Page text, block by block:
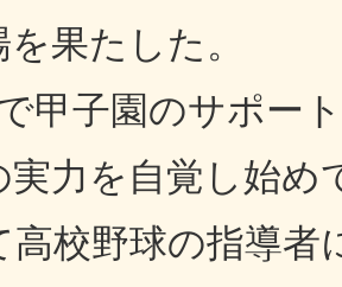
を果たした。
甲子園のサポー
実力を自覚し始め
高校野球の指導